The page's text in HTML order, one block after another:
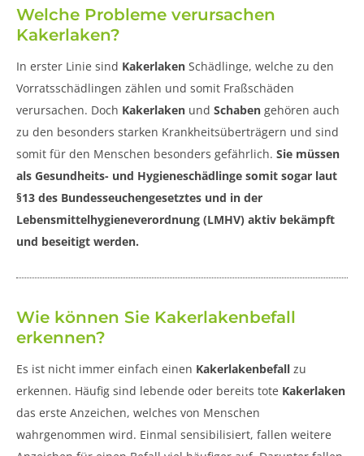
Welche Probleme verursachen
Kakerlaken?
In erster Linie sind Kakerlaken Schädlinge, welche zu den
Vorratsschädlingen zählen und somit Fraßschäden
verursachen. Doch Kakerlaken und Schaben gehören auch
zu den besonders starken Krankheitsüberträgern und sind
somit für den Menschen besonders gefährlich. Sie müssen
als Gesundheits- und Hygieneschädlinge somit sogar laut
§13 des Bundesseuchengesetztes und in der
Lebensmittelhygieneverordnung (LMHV) aktiv bekämpft
und beseitigt werden.
Wie können Sie Kakerlakenbefall
erkennen?
Es ist nicht immer einfach einen Kakerlakenbefall zu
erkennen. Häufig sind lebende oder bereits tote Kakerlaken
das erste Anzeichen, welches von Menschen
wahrgenommen wird. Einmal sensibilisiert, fallen weitere